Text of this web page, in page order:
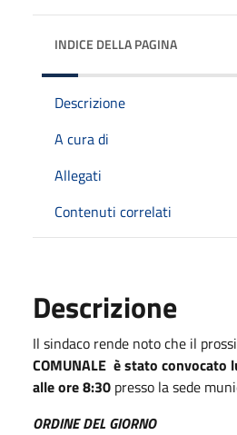
INDICE DELLA PAGINA
Descrizione
A cura di
Allegati
Contenuti correlati
Descrizione
Il sindaco rende noto che il
COMUNALE è stato convocato
alle ore 8:30 presso la sede
ORDINE DEL GIORNO